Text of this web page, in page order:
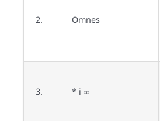
2. Omnes
3. * i ∞